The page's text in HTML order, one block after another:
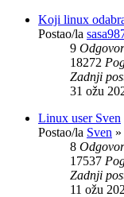
Koji linux
Postao/la
9
18272
Zadnji
31 ožu
Linux user Sven
Postao/la Sven »
8
17537
Zadnji
11 ožu